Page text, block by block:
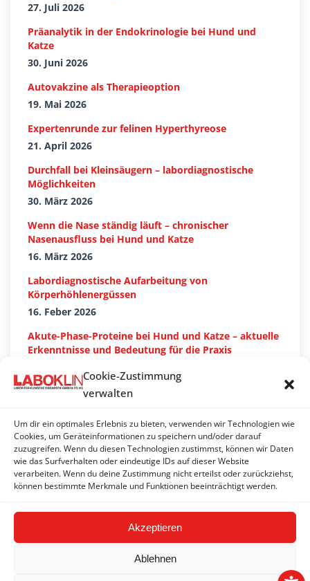
Cookie-Zustimmung
verwalten
Um dir ein optimales Erlebnis zu bieten, verwenden wir Technologien wie
Cookies, um Geräteinformationen zu speichern und/oder darauf
zuzugreifen. Wenn du diesen Technologien zustimmst, können wir Daten
wie das Surfverhalten oder eindeutige IDs auf dieser Website
verarbeiten. Wenn du deine Zustimmung nicht erteilst oder zurückziehst,
können bestimmte Merkmale und Funktionen beeinträchtigt werden.
Akzeptieren
Ablehnen
27. Juli 2026
Präanalytik in der Endokrinologie bei Hund und
Katze
30. Juni 2026
Autovakzine als Therapieoption
19. Mai 2026
Expertenrunde zur felinen Hyperthyreose
21. April 2026
Durchfall bei Kleinsäugern – labordiagnostische
Möglichkeiten
30. März 2026
Wenn die Nase ständig läuft – chronischer
Nasenausfluss bei Hund und Katze
16. März 2026
Labordiagnostische Aufarbeitung von
Körperhöhlenergüssen
16. Feber 2026
Akute-Phase-Proteine bei Hund und Katze – aktuelle
Erkenntnisse und Bedeutung für die Praxis
Suchen…
Search: